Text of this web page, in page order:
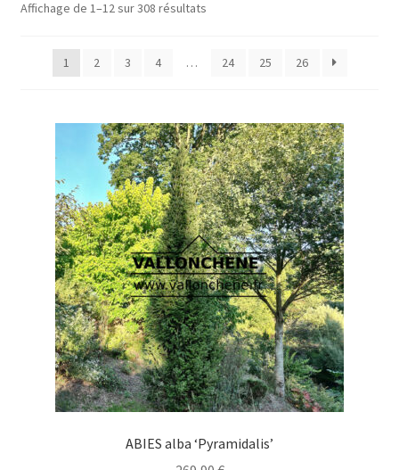
Affichage de 1–12 sur 308 résultats
1 2 3 4 … 24 25 26
ABIES alba ‘Pyramidalis’